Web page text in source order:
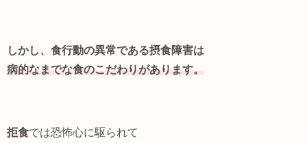
しかし、食行動の異常である摂食障害は
病的なまでな食のこだわりがあります。
拒食では恐怖心に駆られて